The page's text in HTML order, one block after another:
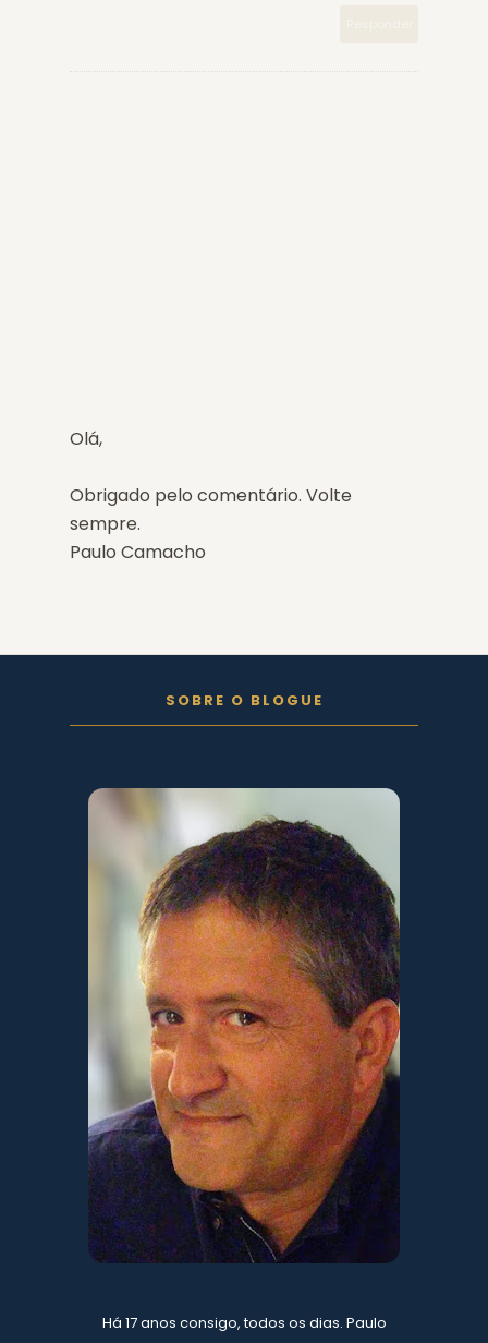
Olá,
Obrigado pelo comentário. Volte
sempre.
Paulo Camacho
FOLLOW ON INSTAGRAM SOBRE O BLOGUE
Há 17 anos consigo, todos os dias. Paulo